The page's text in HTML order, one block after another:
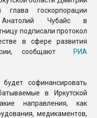
ПЕРЕЙТИ НА
госкорпорации
Анатолий Чубайс в
подписали протокол
в сфере развития
сообщают РИА
софинансировать
в Иркутской
направления, как
медикаментов,